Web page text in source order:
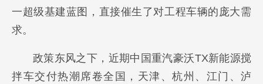
一超级基建蓝图，直接催生了对工程车辆的庞大需
求。
政策东风之下，近期中国重汽豪沃TX新能源搅
拌车交付热潮席卷全国，天津、杭州、江门、泸